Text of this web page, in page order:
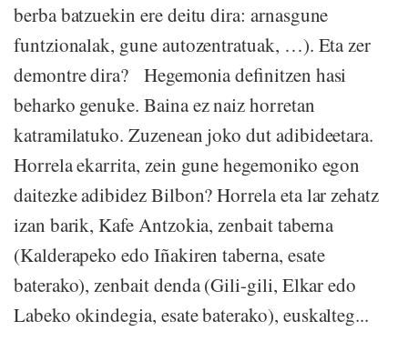
berba batzuekin ere deitu dira: arnasgune
funtzionalak, gune autozentratuak, …). Eta zer
demontre dira? Hegemonia definitzen hasi
beharko genuke. Baina ez naiz horretan
katramilatuko. Zuzenean joko dut adibideetara.
Horrela ekarrita, zein gune hegemoniko egon
daitezke adibidez Bilbon? Horrela eta lar zehatz
izan barik, Kafe Antzokia, zenbait taberna
(Kalderapeko edo Iñakiren taberna, esate
baterako), zenbait denda (Gili-gili, Elkar edo
Labeko okindegia, esate baterako), euskalteg...